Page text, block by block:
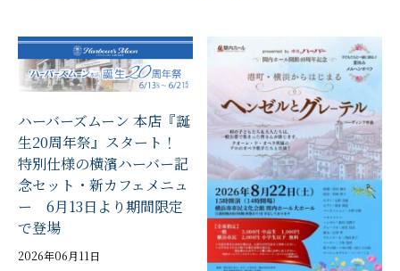
ハーバーズムーン 本店『誕
生20周年祭』スタート！
特別仕様の横濱ハーバー記
念セット・新カフェメニュ
ー 6月13日より期間限定
で登場
2026年06月11日